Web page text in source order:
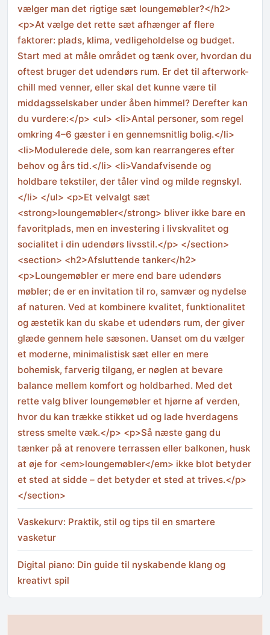
vælger man det rigtige sæt loungemøbler?</h2>
<p>At vælge det rette sæt afhænger af flere
faktorer: plads, klima, vedligeholdelse og budget.
Start med at måle området og tænk over, hvordan du
oftest bruger det udendørs rum. Er det til afterwork-
chill med venner, eller skal det kunne være til
middagsselskaber under åben himmel? Derefter kan
du vurdere:</p> <ul> <li>Antal personer, som regel
omkring 4–6 gæster i en gennemsnitlig bolig.</li>
<li>Modulerede dele, som kan rearrangeres efter
behov og års tid.</li> <li>Vandafvisende og
holdbare tekstiler, der tåler vind og milde regnskyl.
</li> </ul> <p>Et velvalgt sæt
<strong>loungemøbler</strong> bliver ikke bare en
favoritplads, men en investering i livskvalitet og
socialitet i din udendørs livsstil.</p> </section>
<section> <h2>Afsluttende tanker</h2>
<p>Loungemøbler er mere end bare udendørs
møbler; de er en invitation til ro, samvær og nydelse
af naturen. Ved at kombinere kvalitet, funktionalitet
og æstetik kan du skabe et udendørs rum, der giver
glæde gennem hele sæsonen. Uanset om du vælger
et moderne, minimalistisk sæt eller en mere
bohemisk, farverig tilgang, er nøglen at bevare
balance mellem komfort og holdbarhed. Med det
rette valg bliver loungemøbler et hjørne af verden,
hvor du kan trække stikket ud og lade hverdagens
stress smelte væk.</p> <p>Så næste gang du
tænker på at renovere terrassen eller balkonen, husk
at øje for <em>loungemøbler</em> ikke blot betyder
et sted at sidde – det betyder et sted at trives.</p>
</section>
Vaskekurv: Praktik, stil og tips til en smartere
vasketur
Digital piano: Din guide til nyskabende klang og
kreativt spil